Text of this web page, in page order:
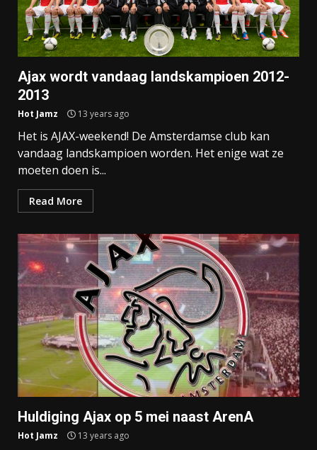
Ajax wordt vandaag landskampioen 2012-
2013
Hot Jamz 13 years ago
Het is AJAX-weekend! De Amsterdamse club kan
vandaag landskampioen worden. Het enige wat ze
moeten doen is...
Read More
Huldiging Ajax op 5 mei naast ArenA
Hot Jamz 13 years ago